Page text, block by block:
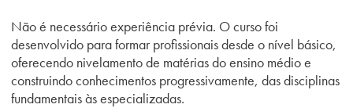
Não é necessário experiência prévia. O curso foi
desenvolvido para formar profissionais desde o nível básico,
oferecendo nivelamento de matérias do ensino médio e
construindo conhecimentos progressivamente, das disciplinas
fundamentais às especializadas.